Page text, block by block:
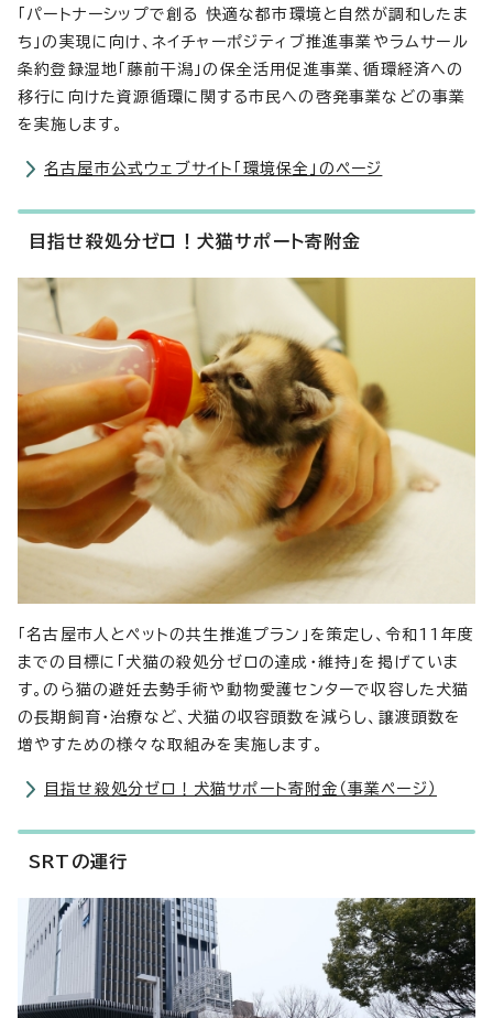
「パートナーシップで創る 快適な都市環境と自然が調和したま
ち」の実現に向け、ネイチャーポジティブ推進事業やラムサール
条約登録湿地「藤前干潟」の保全活用促進事業、循環経済への
移行に向けた資源循環に関する市民への啓発事業などの事業
を実施します。
名古屋市公式ウェブサイト「環境保全」のページ
目指せ殺処分ゼロ！犬猫サポート寄附金
「名古屋市人とペットの共生推進プラン」を策定し、令和11年度
までの目標に「犬猫の殺処分ゼロの達成・維持」を掲げていま
す。のら猫の避妊去勢手術や動物愛護センターで収容した犬猫
の長期飼育・治療など、犬猫の収容頭数を減らし、譲渡頭数を
増やすための様々な取組みを実施します。
目指せ殺処分ゼロ！犬猫サポート寄附金（事業ページ）
SRTの運行